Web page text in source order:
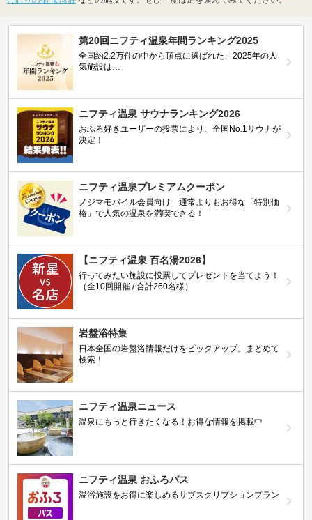
第20回ニフティ温泉年間ランキング2025
全国約2.2万件の中から頂点に選ばれた、2025年の人
気施設は…
ニフティ温泉 サウナランキング2026
おふろ好きユーザーの投票により、全国No.1サウナが
決定！
ニフティ温泉プレミアムクーポン
ノジマモバイル会員向け 通常よりもお得な「特別価
格」で人気の温泉を満喫できる！
【ニフティ温泉 百名湯2026】
行ってみたい施設に投票してプレゼントを当てよう！
（全10回開催 / 合計260名様）
岩盤浴特集
日本全国の岩盤浴情報だけをピックアップ。まとめて
検索！
ニフティ温泉ニュース
温泉にもっと行きたくなる！お得な情報を掲載中
ニフティ温泉 おふろパス
温浴施設をお得に楽しめるサブスクリプションプラン